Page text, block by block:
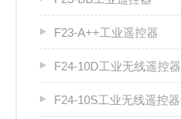
F23-A++工业遥控器
F24-10D工业无线遥控器
F24-10S工业无线遥控器